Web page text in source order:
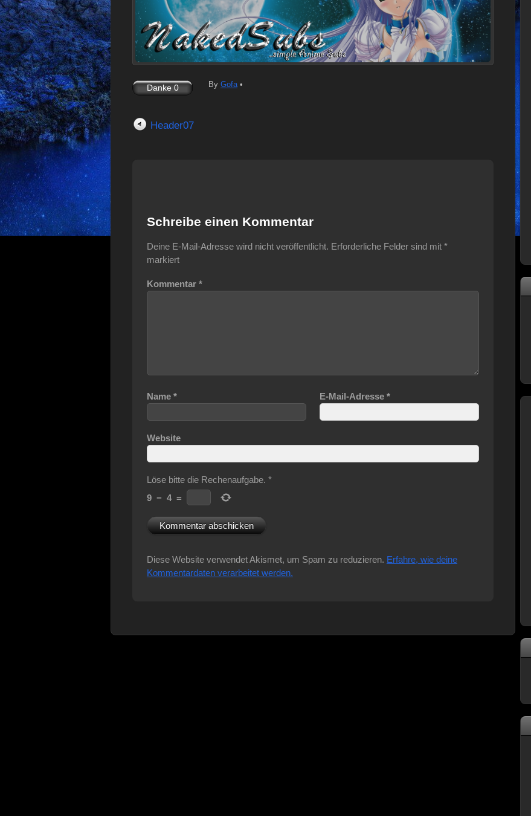
By Gofa•
Header07
Schreibe einen Kommentar
Deine E-Mail-Adresse wird nicht veröffentlicht. Erforderliche Felder sind mit *
markiert
Kommentar *
Name * E-Mail-Adresse *
Website
Löse bitte die Rechenaufgabe. *
9 − 4 =
Diese Website verwendet Akismet, um Spam zu reduzieren. Erfahre, wie deine
Kommentardaten verarbeitet werden.